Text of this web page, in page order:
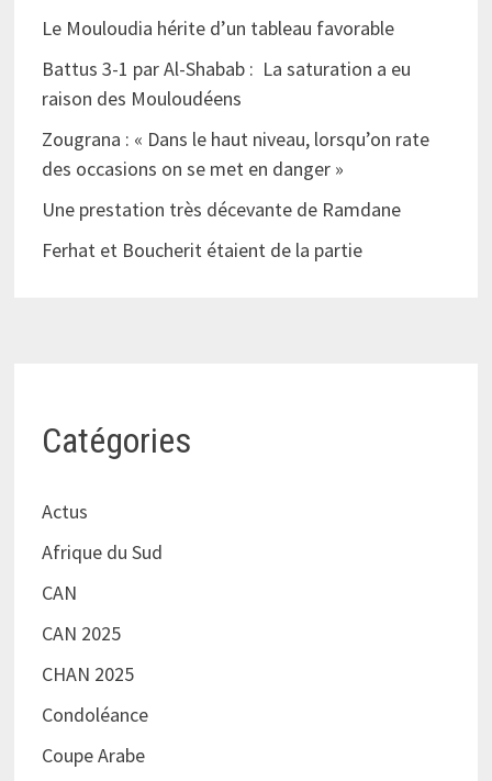
Le Mouloudia hérite d’un tableau favorable
Battus 3-1 par Al-Shabab : La saturation a eu
raison des Mouloudéens
Zougrana : « Dans le haut niveau, lorsqu’on rate
des occasions on se met en danger »
Une prestation très décevante de Ramdane
Ferhat et Boucherit étaient de la partie
Catégories
Actus
Afrique du Sud
CAN
CAN 2025
CHAN 2025
Condoléance
Coupe Arabe